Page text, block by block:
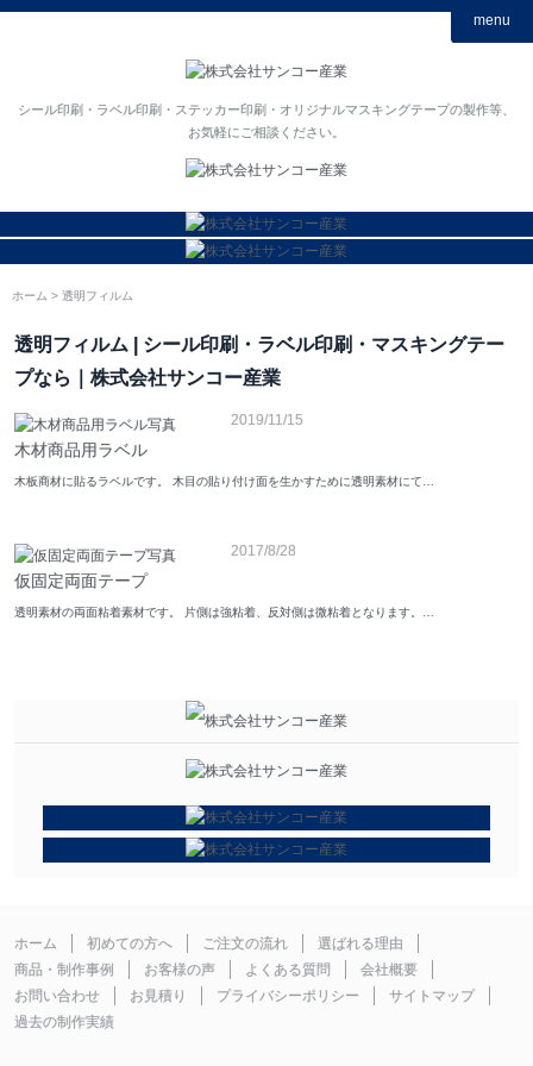
シール印刷・ラベル印刷・ステッカー印刷・オリジナルマスキングテープの製作等、
お気軽にご相談ください。
menu
ホーム 透明フィルム
透明フィルム | シール印刷・ラベル印刷・マスキングテー
プなら｜株式会社サンコー産業
2019/11/15
木材商品用ラベル
木板商材に貼るラベルです。 木目の貼り付け面を生かすために透明素材にて…
2017/8/28
仮固定両面テープ
透明素材の両面粘着素材です。 片側は強粘着、反対側は微粘着となります。…
ホーム 初めての方へ ご注文の流れ
選ばれる理由
商品・制作事例
お客様の声 よくある質問
会社概要
お問い合わせ
お見積り プライバシーポリシー
サイトマップ
過去の制作実績